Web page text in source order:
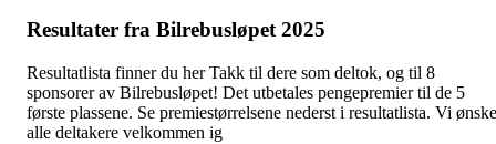
Resultater fra Bilrebusløpet 2025
Resultatlista finner du her Takk til dere som deltok, og til 8
sponsorer av Bilrebusløpet! Det utbetales pengepremier til de 5
første plassene. Se premiestørrelsene nederst i resultatlista. Vi
alle deltakere velkommen ig